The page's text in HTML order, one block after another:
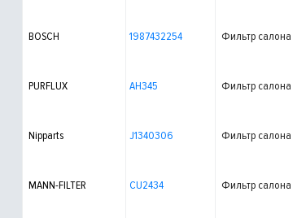
BOSCH 1987432254 Фильтр салона
PURFLUX AH345 Фильтр салона
Nipparts J1340306 Фильтр салона
MANN-FILTER CU2434 Фильтр салона